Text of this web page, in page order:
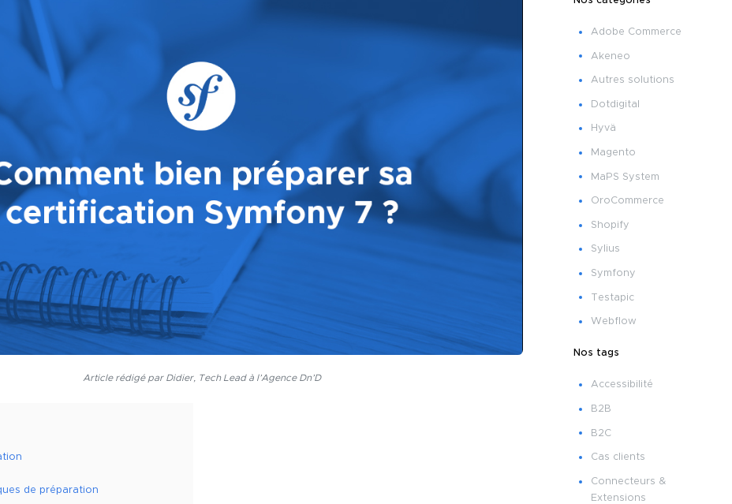
Article rédigé par Didier, Tech Lead à l’Agence Dn’D
de préparation
Adobe Commerce
Akeneo
Autres solutions
Dotdigital
Hyvä
Magento
MaPS System
OroCommerce
Shopify
Sylius
Symfony
Testapic
Webflow
Nos tags
Accessibilité
B2B
B2C
Cas clients
Connecteurs &
Extensions